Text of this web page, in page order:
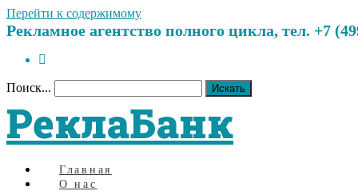
Перейти к содержимому
Рекламное агентство полного цикла, тел. +7
Поиск... Искать
РеклаБанк
Главная
О нас